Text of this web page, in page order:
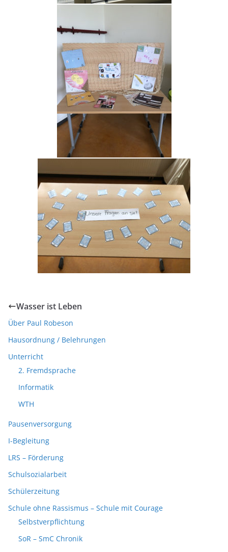
Wasser ist Leben
Über Paul Robeson
Hausordnung / Belehrungen
Unterricht
2. Fremdsprache
Informatik
WTH
Pausenversorgung
I-Begleitung
LRS – Förderung
Schulsozialarbeit
Schülerzeitung
Schule ohne Rassismus – Schule mit Courage
Selbstverpflichtung
SoR – SmC Chronik